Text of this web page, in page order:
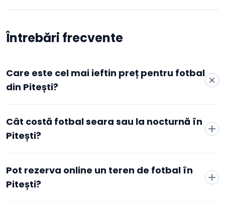
Întrebări frecvente
Care este cel mai ieftin preț pentru fotbal
din Pitești?
pornesc de la 100 RON/oră, la The Pit Football & More, Pitesti,
conform datelor agregate de Booksport din cluburile active
din oraș. Prețul minim depinde de club, de zonă și de
mijlocul săptămânii sunt mai accesibile decât cele de seară
sau de weekend. Pentru tarifele exacte și disponibilitatea în
timp real, poți compara direct cluburile listate pe această
Cât costă fotbal seara sau la nocturnă în
Pitești?
Pot rezerva online un teren de fotbal în
Pitești?